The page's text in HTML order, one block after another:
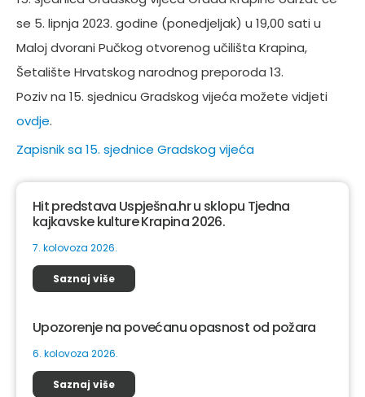
se 5. lipnja 2023. godine (ponedjeljak) u 19,00 sati u
Maloj dvorani Pučkog otvorenog učilišta Krapina,
Šetalište Hrvatskog narodnog preporoda 13.
Poziv na 15. sjednicu Gradskog vijeća možete vidjeti
ovdje.
Zapisnik sa 15. sjednice Gradskog vijeća
Hit predstava Uspješna.hr u sklopu Tjedna
kajkavske kulture Krapina 2026.
7. kolovoza 2026.
Saznaj više
Upozorenje na povećanu opasnost od požara
6. kolovoza 2026.
Saznaj više